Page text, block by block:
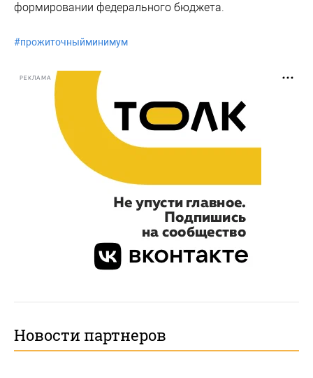
формировании федерального бюджета.
#прожиточныйминимум
РЕКЛАМА
Новости партнеров